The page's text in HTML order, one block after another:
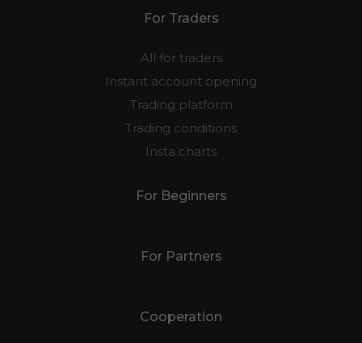
For Traders
All for traders
Instant account opening
Trading platform
Trading conditions
Insta charts
For Beginners
For Partners
Cooperation